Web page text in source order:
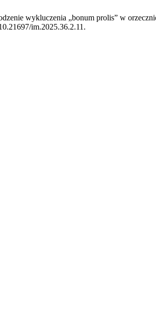
wykluczenia „bonum prolis” w
im.2025.36.2.11.